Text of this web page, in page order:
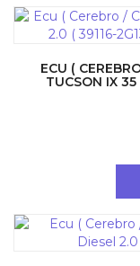
ECU (
TUCSON IX